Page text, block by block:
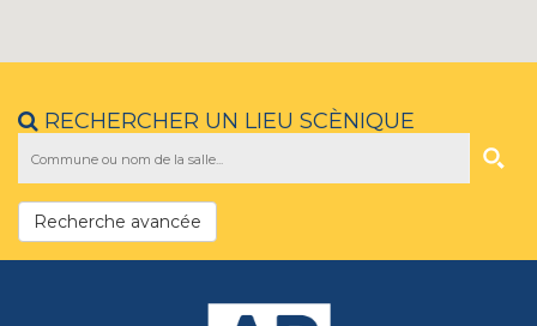
RECHERCHER UN LIEU SCÈNIQUE
Recherche avancée